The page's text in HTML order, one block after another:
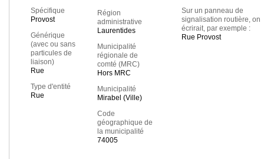
Spécifique
Provost
Générique
(avec ou sans
particules de
liaison)
Rue
Type d'entité
Rue
Région
administrative
Laurentides
Municipalité
régionale de
comté (MRC)
Hors MRC
Municipalité
Mirabel (Ville)
Code
géographique de
la municipalité
74005
Sur un panneau de
signalisation routière, on
écrirait, par exemple :
Rue Provost